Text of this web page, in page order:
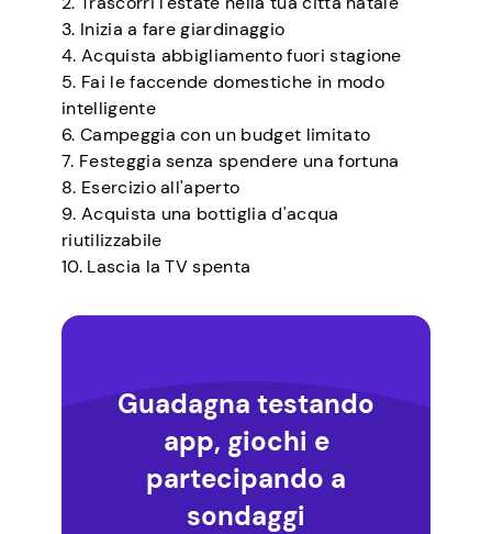
3. Inizia a fare giardinaggio
4. Acquista abbigliamento fuori stagione
5. Fai le faccende domestiche in modo
intelligente
6. Campeggia con un budget limitato
7. Festeggia senza spendere una fortuna
8. Esercizio all'aperto
9. Acquista una bottiglia d'acqua
riutilizzabile
10. Lascia la TV spenta
Guadagna testando
app, giochi e
partecipando a
sondaggi